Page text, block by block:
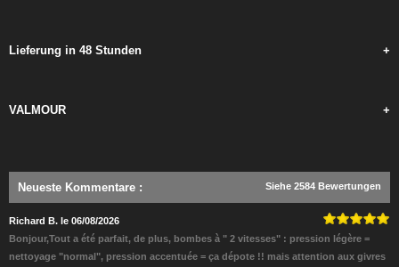
Lieferung in 48 Stunden +
VALMOUR +
Neueste Kommentare : Siehe 2584 Bewertungen
Richard B. le 06/08/2026
Bonjour,Tout a été parfait, de plus, bombes à " 2 vitesses" : pression légère =
nettoyage "normal", pression accentuée = ça dépote !! mais attention aux givres